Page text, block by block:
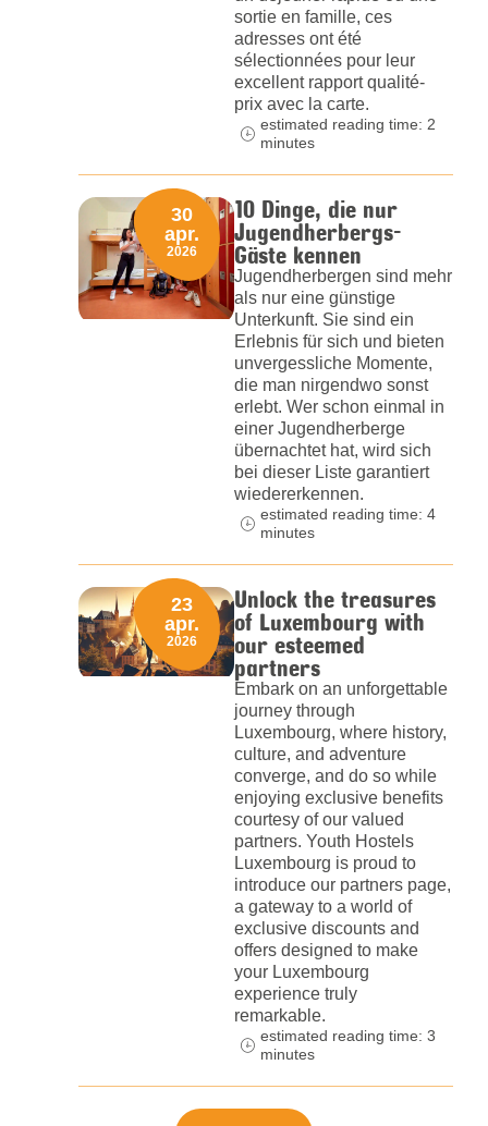
sortie en famille, ces
adresses ont été
sélectionnées pour leur
excellent rapport qualité-
prix avec la carte.
estimated reading time: 2
minutes
10 Dinge, die nur
Jugendherbergs-
Gäste kennen
Jugendherbergen sind mehr
als nur eine günstige
Unterkunft. Sie sind ein
Erlebnis für sich und bieten
unvergessliche Momente,
die man nirgendwo sonst
erlebt. Wer schon einmal in
einer Jugendherberge
übernachtet hat, wird sich
bei dieser Liste garantiert
wiedererkennen.
30
apr.
2026
estimated reading time: 4
minutes
Unlock the treasures
of Luxembourg with
our esteemed
partners
Embark on an unforgettable
journey through
Luxembourg, where history,
culture, and adventure
converge, and do so while
enjoying exclusive benefits
courtesy of our valued
partners. Youth Hostels
Luxembourg is proud to
introduce our partners page,
a gateway to a world of
exclusive discounts and
offers designed to make
your Luxembourg
experience truly
remarkable.
23
apr.
2026
estimated reading time: 3
minutes